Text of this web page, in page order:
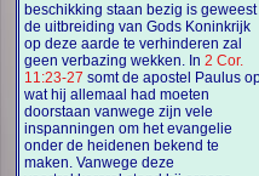
beschikking staan bezig is geweest
de uitbreiding van Gods Koninkrijk
op deze aarde te verhinderen zal
geen verbazing wekken. In2 Cor.
11:23-27 somt de apostel Paulus op
wat hij allemaal had moeten
doorstaan vanwege zijn vele
inspanningen om het evangelie
onder de heidenen bekend te
maken. Vanwege deze